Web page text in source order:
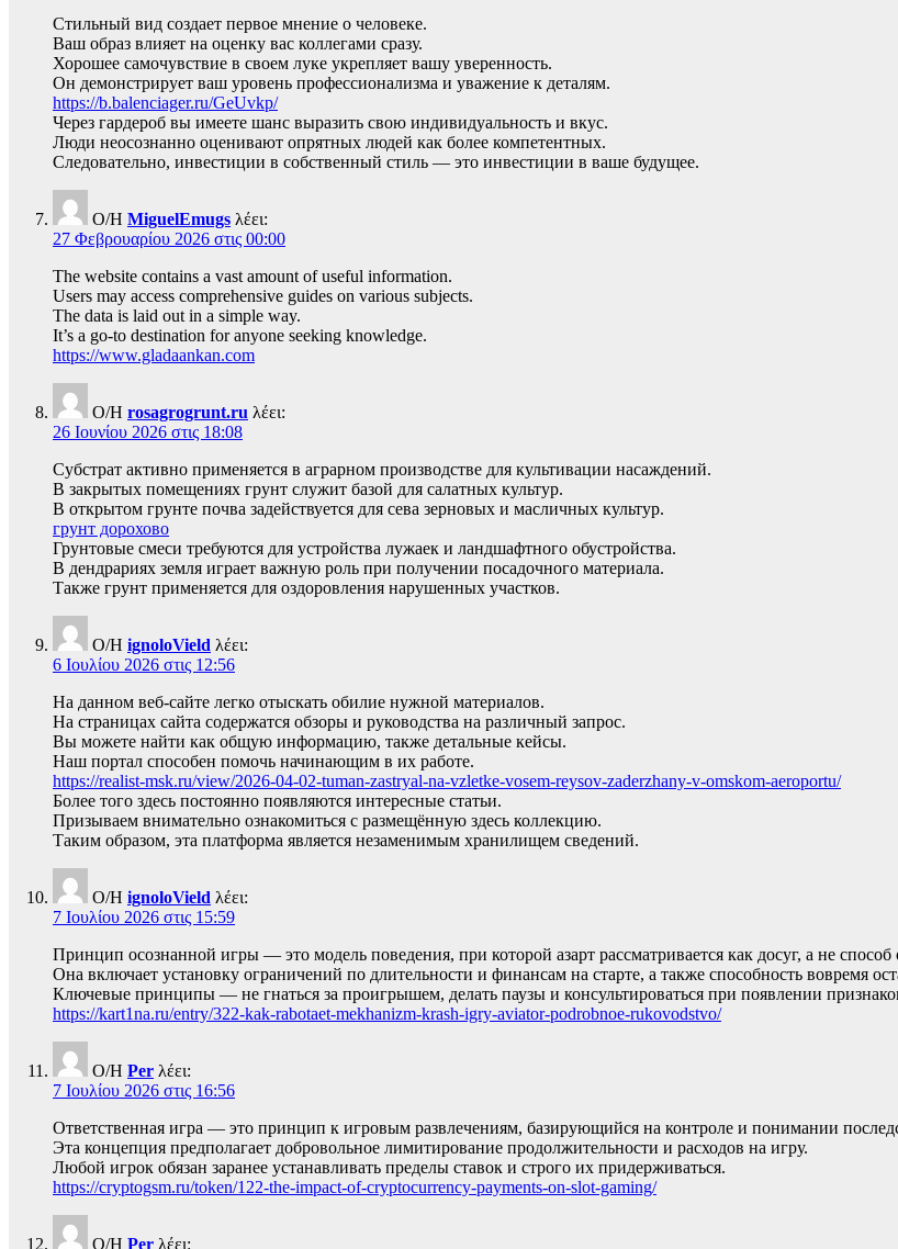
Стильный вид создает первое мнение о человеке.
Ваш образ влияет на оценку вас коллегами сразу.
Хорошее самочувствие в своем луке укрепляет вашу уверенность.
Он демонстрирует ваш уровень профессионализма и уважение к деталям.
https://b.balenciager.ru/GeUvkp/
Через гардероб вы имеете шанс выразить свою индивидуальность и вкус.
Люди неосознанно оценивают опрятных людей как более компетентных.
Следовательно, инвестиции в собственный стиль — это инвестиции в ваше будущее.
Ο/Η MiguelEmugs λέει:
27 Φεβρουαρίου 2026 στις 00:00
The website contains a vast amount of useful information.
Users may access comprehensive guides on various subjects.
The data is laid out in a simple way.
It’s a go-to destination for anyone seeking knowledge.
https://www.gladaankan.com
Ο/Η rosagrogrunt.ru λέει:
26 Ιουνίου 2026 στις 18:08
Субстрат активно применяется в аграрном производстве для культивации насаждений.
В закрытых помещениях грунт служит базой для салатных культур.
В открытом грунте почва задействуется для сева зерновых и масличных культур.
грунт дорохово
Грунтовые смеси требуются для устройства лужаек и ландшафтного обустройства.
В дендрариях земля играет важную роль при получении посадочного материала.
Также грунт применяется для оздоровления нарушенных участков.
Ο/Η ignoloVield λέει:
6 Ιουλίου 2026 στις 12:56
На данном веб-сайте легко отыскать обилие нужной материалов.
На страницах сайта содержатся обзоры и руководства на различный запрос.
Вы можете найти как общую информацию, также детальные кейсы.
Наш портал способен помочь начинающим в их работе.
https://realist-msk.ru/view/2026-04-02-tuman-zastryal-na-vzletke-vosem-reysov-zaderzhany-v-omskom-aeroportu/
Более того здесь постоянно появляются интересные статьи.
Призываем внимательно ознакомиться с размещённую здесь коллекцию.
Таким образом, эта платформа является незаменимым хранилищем сведений.
Ο/Η ignoloVield λέει:
7 Ιουλίου 2026 στις 15:59
Принцип осознанной игры — это модель поведения, при которой азарт рассматривается как досуг, а не способ
Она включает установку ограничений по длительности и финансам на старте, а также способность вовремя
Ключевые принципы — не гнаться за проигрышем, делать паузы и консультироваться при появлении
https://kart1na.ru/entry/322-kak-rabotaet-mekhanizm-krash-igry-aviator-podrobnoe-rukovodstvo/
Ο/Η Per λέει:
7 Ιουλίου 2026 στις 16:56
Ответственная игра — это принцип к игровым развлечениям, базирующийся на контроле и понимании
Эта концепция предполагает добровольное лимитирование продолжительности и расходов на игру.
Любой игрок обязан заранее устанавливать пределы ставок и строго их придерживаться.
https://cryptogsm.ru/token/122-the-impact-of-cryptocurrency-payments-on-slot-gaming/
Ο/Η Per λέει: